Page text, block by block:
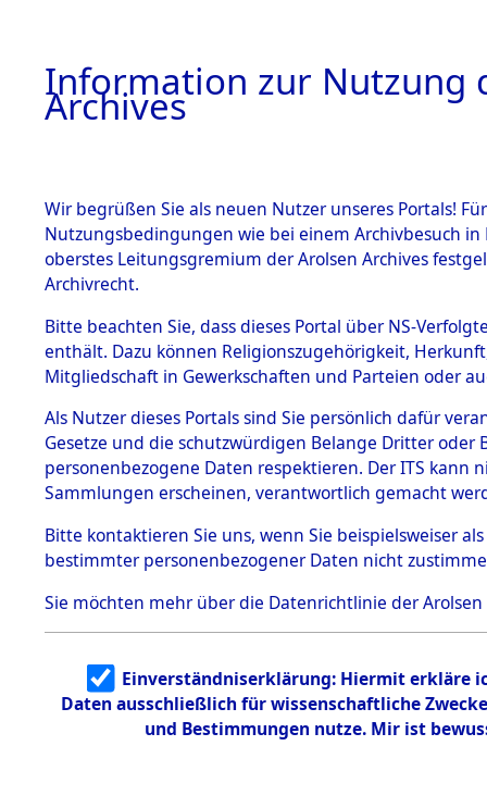
BESTÄNDE
1.
mente
5. Verschiedenes
5.3
Todesmärsche
5.3.1 Alliierte
Erhebungen
zu
Todesmärsch
en
5.3.2
Identifizierun
g
5.3.3
Todesmärsch
von Frau
Information zur Nutzung
Archives
Wir begrüßen Sie als neuen Nutzer unseres Portals!
Nutzungsbedingungen wie bei einem Archivbesuch
oberstes Leitungsgremium der Arolsen Archives
Archivrecht.
Bitte beachten Sie, dass dieses Portal über NS-
enthält. Dazu können Religionszugehörigkeit,
Mitgliedschaft in Gewerkschaften und Parteien oder
Als Nutzer dieses Portals sind Sie persönlich dafür
Gesetze und die schutzwürdigen Belange Dritter
personenbezogene Daten respektieren. Der ITS
Sammlungen erscheinen, verantwortlich gemacht
Bitte kontaktieren Sie uns, wenn Sie beispielsweiser
bestimmter personenbezogener Daten nicht
Sie möchten mehr über die Datenrichtlinie der Arolsen
Einverständniserklärung: Hiermit erkläre
Daten ausschließlich für wissenschaftliche
und Bestimmungen nutze. Mir ist